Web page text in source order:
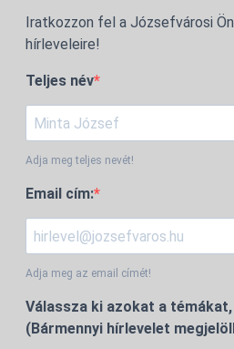
Iratkozzon fel a Józsefvárosi
hírleveleire!
Teljes név
Adja meg teljes nevét!
Email cím:
Adja meg az email címét!
Válassza ki azokat a
(Bármennyi hírlevelet